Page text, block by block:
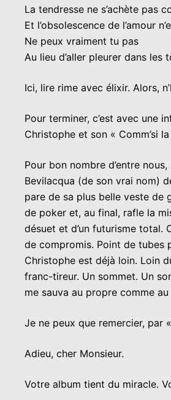
La tendresse ne s’achète pas
Et l’obsolescence de l’amour
Ne peux vraiment tu pas
Au lieu d’aller pleurer dans les
Ici, lire rime avec élixir. Alors,
Pour terminer, c’est avec une
Christophe et son « Comm’si
Pour bon nombre d’entre
Bevilacqua (de son vrai nom)
pare de sa plus belle veste de
de poker et, au final, rafle la
désuet et d’un futurisme total.
de compromis. Point de tubes
Christophe est déjà loin. Loin
franc-tireur. Un sommet. Un
me sauva au propre comme
Je ne peux que remercier, par
Adieu, cher Monsieur.
Votre album tient du miracle.